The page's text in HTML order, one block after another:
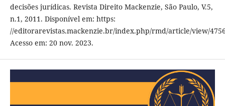
decisões jurídicas. Revista Direito Mackenzie, São Paulo, V.5,
n.1, 2011. Disponível em: https:
//editorarevistas.mackenzie.br/index.php/rmd/article/view/
Acesso em: 20 nov. 2023.